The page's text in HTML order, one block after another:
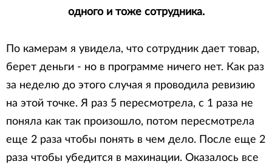
одного и тоже сотрудника.
По камерам я увидела, что сотрудник дает товар,
берет деньги - но в программе ничего нет. Как раз
за неделю до этого случая я проводила ревизию
на этой точке. Я раз 5 пересмотрела, с 1 раза не
поняла как так произошло, потом пересмотрела
еще 2 раза чтобы понять в чем дело. После еще 2
раза чтобы убедится в махинации. Оказалось все